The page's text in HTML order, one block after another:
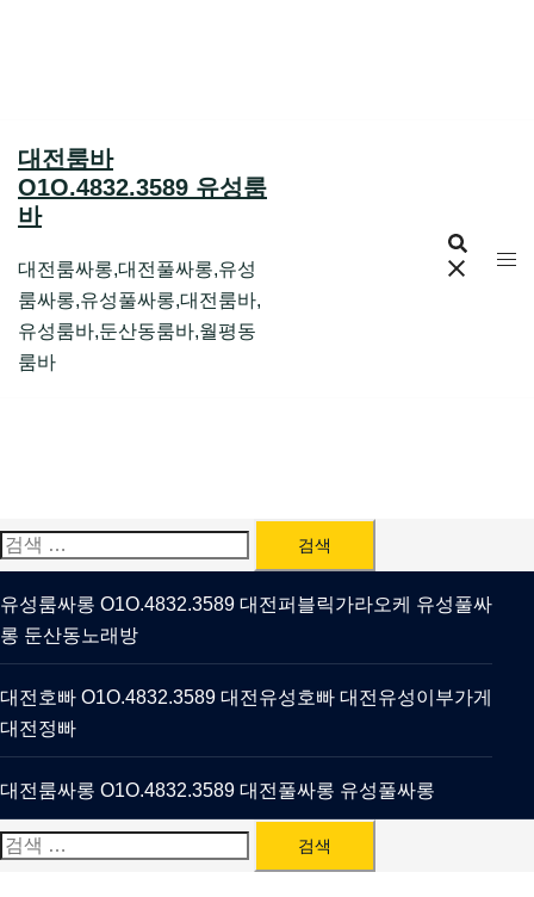
대전룸바
O1O.4832.3589 유성룸
바
대전룸싸롱,대전풀싸롱,유성
룸싸롱,유성풀싸롱,대전룸바,
유성룸바,둔산동룸바,월평동
룸바
검
색:
유성룸싸롱 O1O.4832.3589 대전퍼블릭가라오케 유성풀싸
롱 둔산동노래방
대전호빠 O1O.4832.3589 대전유성호빠 대전유성이부가게
대전정빠
대전룸싸롱 O1O.4832.3589 대전풀싸롱 유성풀싸롱
검